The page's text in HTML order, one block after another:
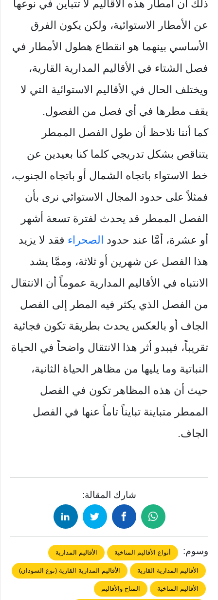
ذلك أن أمطار هذه الأقاليم لا تتباين في نوعها
عن الأمطار الاستوائية، ولكن يكون الفرق
الأساسي بينهما هو انقطاع هطول الأمطار في
فصل الشتاء في الأقاليم المدارية القارية،
ويختلف الحال في الأقاليم الاستوائية التي لا
يقف مطرها في أي فصل من الفصول.
كما أننا نلاحظ أن طول الفصل الممطر
يتناقص بشكل تدريجي كلما كنا بعيدين عن
خط الاستواء باتجاه الشمال أو باتجاه الجنوب،
فمثلاً على حدود المجال الاستوائي نرى بأن
الفصل الممطر قد يحدث لفترة تسعة أشهر
أو عشرة، أمَّا عند حدود الصحراء فقد لا يزيد
هذا الفصل عن شهرين أو ثلاثة، وممَّا يشد
الانتباه في الأقاليم المدارية عموماً أن الانتقال
من الفصل الذي يكثر فيه المطر إلى الفصل
الجاف أو بالعكس يحدث بطريقة تكون فجائية
تقريباً، فيبدو أثر هذا الانتقال واضحاً في الحياة
النباتية وما يليها من مظاهر الحياة الثانية،
حيث أن هذه المظاهر تكون في الفصل
الممطر متباينة تبايناً تاماً عنها في الفصل
الجاف.
شارك المقالة:
وسوم: أنواع الأقاليم المناخية الأقاليم المدارية
الأقاليم المدارية القارية الأقاليم المدارية القارية (نوع السودان)
الأقاليم المناخية المناخ والأقاليم